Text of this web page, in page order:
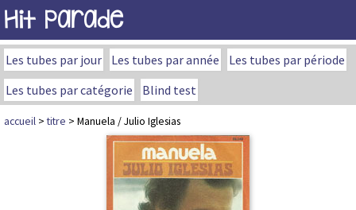
Hit Parade
Les tubes par jour Les tubes par année
Les tubes par période
Les tubes par catégorie
Blind test
accueil >titre > Manuela / Julio Iglesias